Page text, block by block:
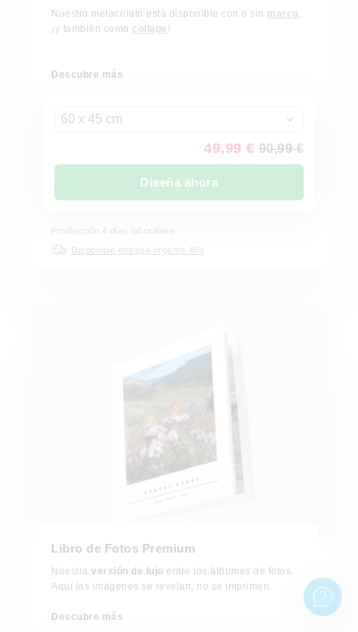
Nuestro metacrilato está disponible con o sin marco,
¡y también como collage !
Descubre más
60 x 45 cm
49,99 € 90,99 €
Diseña ahora
Producción 4 días laborables
Disponible entrega urgente 48h
Libro de Fotos Premium
Nuestra versión de lujo entre los álbumes de fotos.
Aquí las imágenes se revelan, no se imprimen.
Descubre más